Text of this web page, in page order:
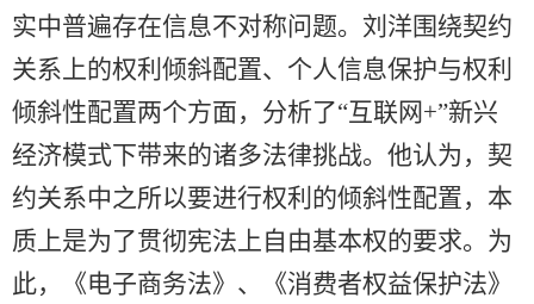
实中普遍存在信息不对称问题。刘洋围绕契约
关系上的权利倾斜配置、个人信息保护与权利
倾斜性配置两个方面，分析了“互联网+”新兴
经济模式下带来的诸多法律挑战。他认为，契
约关系中之所以要进行权利的倾斜性配置，本
质上是为了贯彻宪法上自由基本权的要求。为
此，《电子商务法》、《消费者权益保护法》